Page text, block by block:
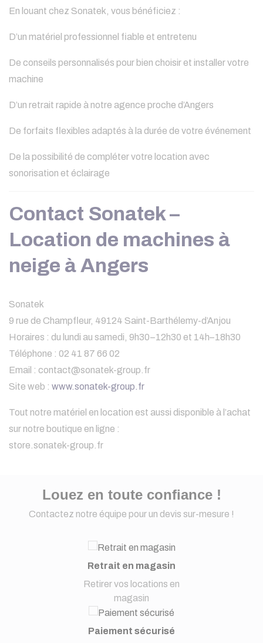
En louant chez Sonatek, vous bénéficiez :
D’un matériel professionnel fiable et entretenu
De conseils personnalisés pour bien choisir et installer votre
machine
D’un retrait rapide à notre agence proche d’Angers
De forfaits flexibles adaptés à la durée de votre événement
De la possibilité de compléter votre location avec
sonorisation et éclairage
Contact Sonatek –
Location de machines à
neige à Angers
Sonatek
9 rue de Champfleur, 49124 Saint-Barthélemy-d’Anjou
Horaires : du lundi au samedi, 9h30–12h30 et 14h–18h30
Téléphone : 02 41 87 66 02
Email : contact@sonatek-group.fr
Site web : www.sonatek-group.fr
Tout notre matériel en location est aussi disponible à l’achat
sur notre boutique en ligne :
store.sonatek-group.fr
Louez en toute confiance !
Contactez notre équipe pour un devis sur-mesure !
Retrait en magasin
Retirer vos locations en
magasin
Paiement sécurisé